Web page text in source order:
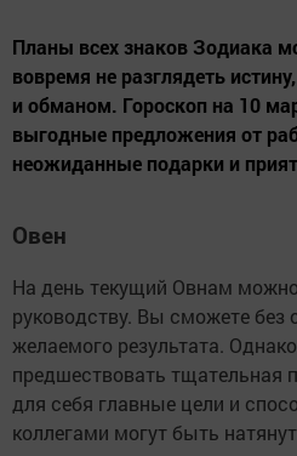
Планы всех знаков Зодиака
вовремя не разглядеть
и обманом. Гороскоп на 10
выгодные предложения от
неожиданные подарки и
Овен
На день текущий Овнам
руководству. Вы сможете без
желаемого результата.
предшествовать тщательная
для себя главные цели и
коллегами могут быть